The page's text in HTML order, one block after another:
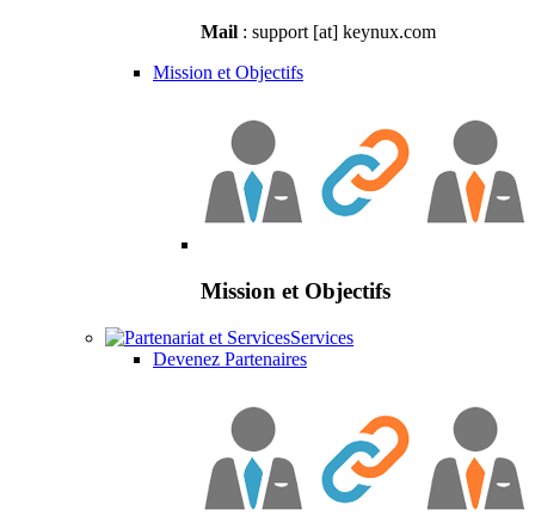
Mail : support [at] keynux.com
Mission et Objectifs
Mission et Objectifs
Services
Devenez Partenaires